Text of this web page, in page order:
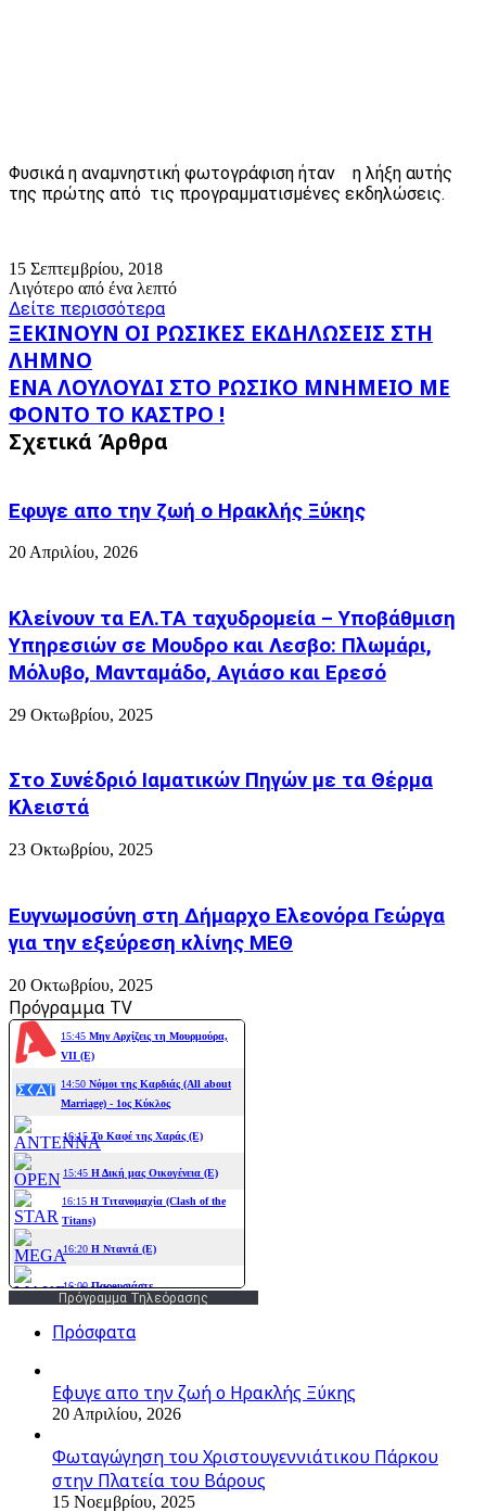
Φυσικά η αναμνηστική φωτογράφιση ήταν η λήξη αυτής
της πρώτης από τις προγραμματισμένες εκδηλώσεις.
15 Σεπτεμβρίου, 2018
Λιγότερο από ένα λεπτό
Δείτε περισσότερα
ΞΕΚΙΝΟΥΝ
ΟΙ
ΡΩΣΙΚΕΣ
ΕΚΔΗΛΩΣΕΙΣ
ΣΤΗ
ΛΗΜΝΟ
ΞΕΚΙΝΟΥΝ ΟΙ ΡΩΣΙΚΕΣ ΕΚΔΗΛΩΣΕΙΣ ΣΤΗ
ΛΗΜΝΟ
ΕΝΑ
ΛΟΥΛΟΥΔΙ
ΣΤΟ
ΡΩΣΙΚΟ
ΦΟΝΤΟ
ΤΟ
ΚΑΣΤΡΟ
ΕΝΑ ΛΟΥΛΟΥΔΙ ΣΤΟ ΡΩΣΙΚΟ ΜΝΗΜΕΙΟ ΜΕ
ΦΟΝΤΟ ΤΟ ΚΑΣΤΡΟ !
Σχετικά Άρθρα
Εφυγε απο την ζωή o Ηρακλής Ξύκης
20 Απριλίου, 2026
Κλείνουν τα ΕΛ.ΤΑ ταχυδρομεία – Υποβάθμιση
Υπηρεσιών σε Μουδρο και Λεσβο: Πλωμάρι,
Μόλυβο, Μανταμάδο, Αγιάσο και Ερεσό
29 Οκτωβρίου, 2025
Στο Συνέδριό Ιαματικών Πηγών με τα Θέρμα
Κλειστά
23 Οκτωβρίου, 2025
Ευγνωμοσύνη στη Δήμαρχο Ελεονόρα Γεώργα
για την εξεύρεση κλίνης ΜΕΘ
20 Οκτωβρίου, 2025
Πρόγραμμα TV
Πρόγραμμα Τηλεόρασης
Πρόσφατα
Εφυγε απο την ζωή o Ηρακλής Ξύκης
20 Απριλίου, 2026
Φωταγώγηση του Χριστουγεννιάτικου Πάρκου
στην Πλατεία του Βάρους
15 Νοεμβρίου, 2025